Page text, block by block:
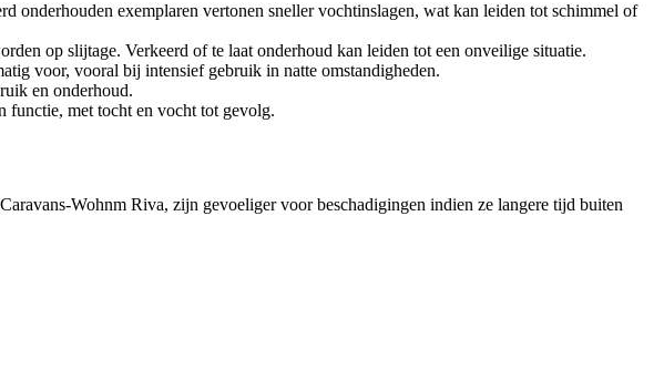
onderhouden exemplaren vertonen sneller vochtinslagen, wat kan leiden tot schimmel of
op slijtage. Verkeerd of te laat onderhoud kan leiden tot een onveilige situatie.
voor, vooral bij intensief gebruik in natte omstandigheden.
en onderhoud.
functie, met tocht en vocht tot gevolg.
Wohnm Riva, zijn gevoeliger voor beschadigingen indien ze langere tijd buiten